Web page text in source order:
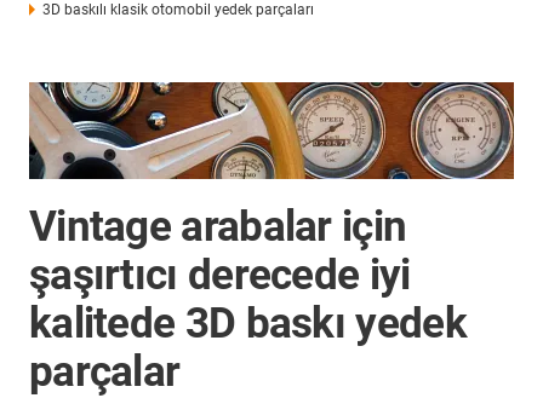
3D baskılı klasik otomobil yedek parçaları
Vintage arabalar için
şaşırtıcı derecede iyi
kalitede 3D baskı yedek
parçalar